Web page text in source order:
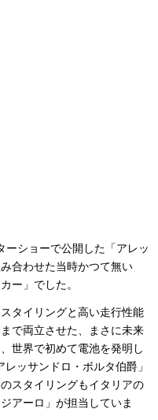
ショーで公開した「アレッ
合わせた当時かつて無い
ー」でした。
タイリングと高い走行性能
で両立させた、まさに未来
世界で初めて電池を発明し
ッサンドロ・ボルタ伯爵」
スタイリングもイタリアの
アーロ」が担当していま